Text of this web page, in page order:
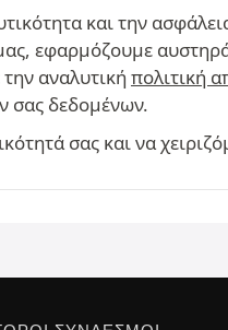
και την
εφαρμόζουμε
αναλυτική πολιτική
σας δεδομένων.
σας και να